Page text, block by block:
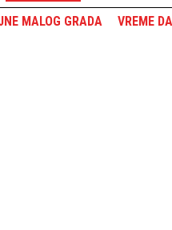
MALOG GRADA VREME